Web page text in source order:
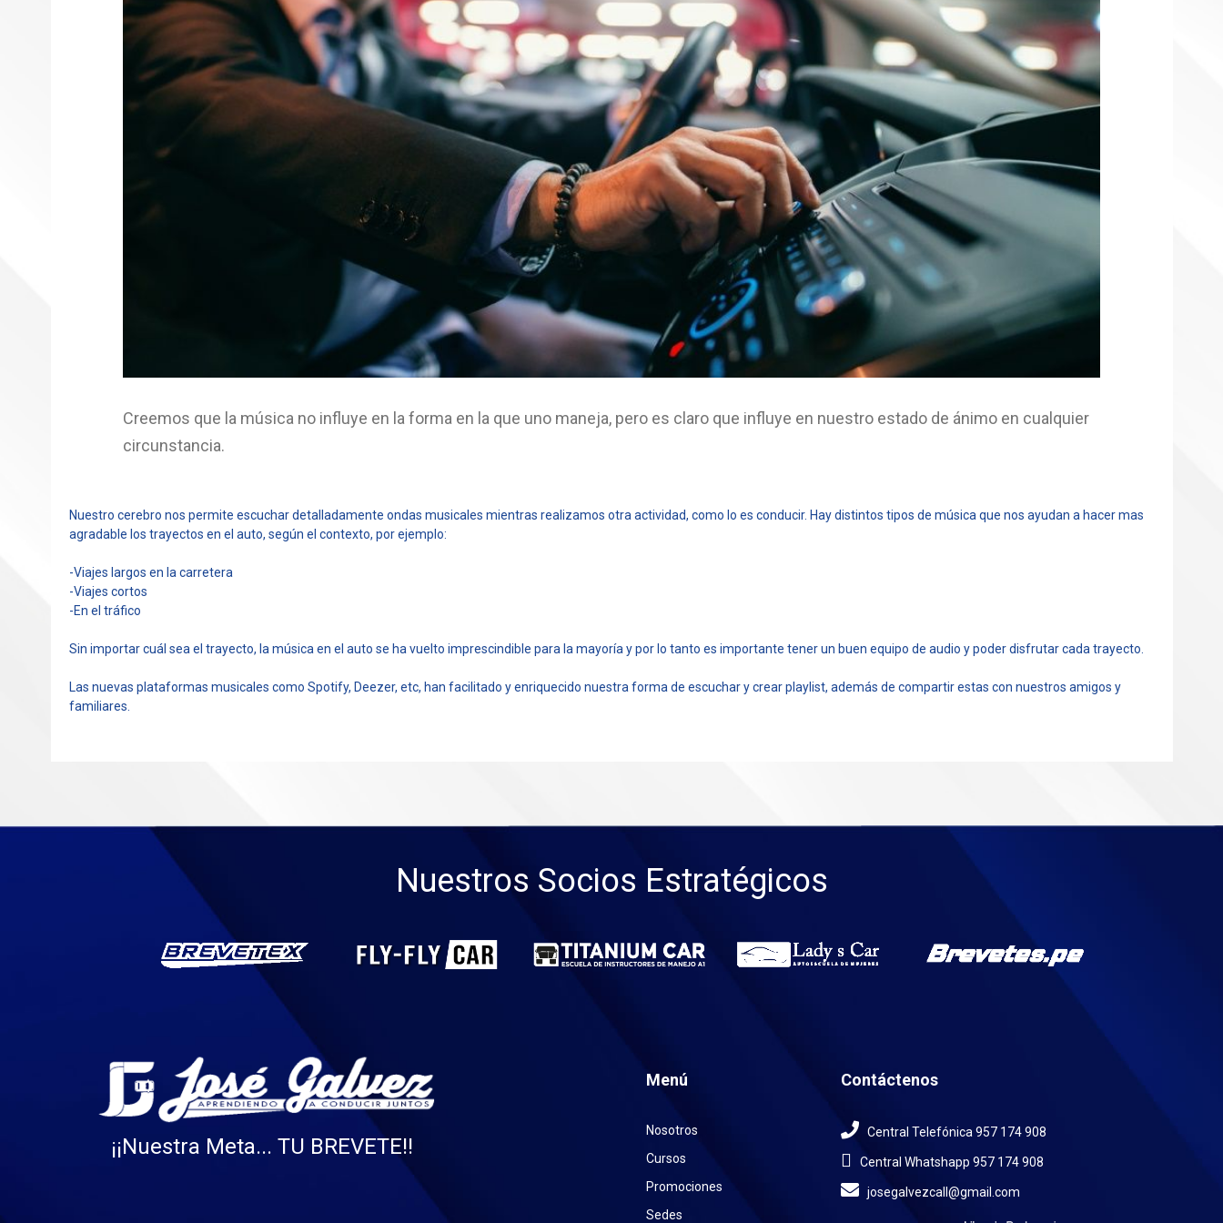
Creemos que la música no influye en la forma en la que uno maneja, pero es claro que influye en nuestro estado de ánimo en cualquier
circunstancia.
Nuestro cerebro nos permite escuchar detalladamente ondas musicales mientras realizamos otra actividad, como lo es conducir. Hay distintos tipos de música que nos ayudan a hacer mas
agradable los trayectos en el auto, según el contexto, por ejemplo:
-Viajes largos en la carretera
-Viajes cortos
-En el tráfico
Sin importar cuál sea el trayecto, la música en el auto se ha vuelto imprescindible para la mayoría y por lo tanto es importante tener un buen equipo de audio y poder disfrutar cada trayecto.
Las nuevas plataformas musicales como Spotify, Deezer, etc, han facilitado y enriquecido nuestra forma de escuchar y crear playlist, además de compartir estas con nuestros amigos y
familiares.
Nuestros Socios Estratégicos
¡¡Nuestra Meta... TU BREVETE!!
Menú
Nosotros
Cursos
Promociones
Sedes
Contáctenos
Central Telefónica 957 174 908
Central Whatshapp 957 174 908
josegalvezcall@gmail.com